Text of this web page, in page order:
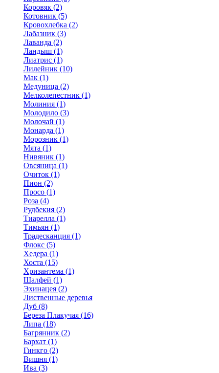
Коровяк (2)
Котовник (5)
Кровохлебка (2)
Лабазник (3)
Лаванда (2)
Ландыш (1)
Лиатрис (1)
Лилейник (10)
Мак (1)
Медуница (2)
Мелколепестник (1)
Молиния (1)
Молодило (3)
Молочай (1)
Монарда (1)
Морозник (1)
Мята (1)
Нивяник (1)
Овсяница (1)
Очиток (1)
Пион (2)
Просо (1)
Роза (4)
Рудбекия (2)
Тиарелла (1)
Тимьян (1)
Традесканция (1)
Флокс (5)
Хедера (1)
Хоста (15)
Хризантема (1)
Шалфей (1)
Эхинацея (2)
Лиственные деревья
Дуб (8)
Береза Плакучая (16)
Липа (18)
Багрянник (2)
Бархат (1)
Гинкго (2)
Вишня (1)
Ива (3)